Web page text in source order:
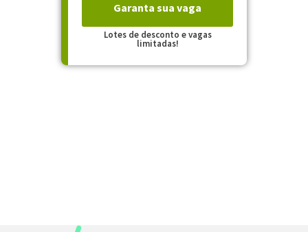
Garanta sua vaga
Lotes de desconto e vagas
limitadas!